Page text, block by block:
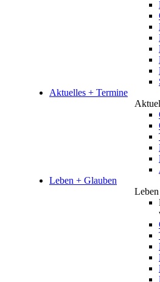
Aktuelles + Termine
Leben + Glauben